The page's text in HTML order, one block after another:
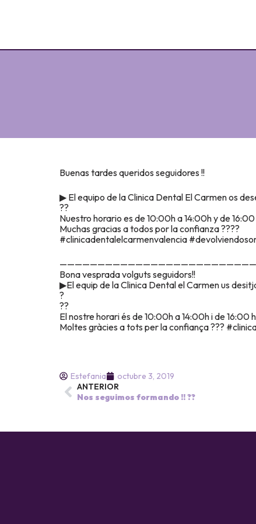
Buenas tardes queridos seguidores !!
▶ El equipo de la Clinica Dental El Carmen os
??
Nuestro horario es de 10:00h a 14:00h y de
Muchas gracias a todos por la confianza ????
#clinicadentalelcarmenvalencia
Bona vesprada volguts seguidors!!
▶El equip de la Clinica Dental el Carmen us
?
??
El nostre horari és de 10:00h a 14:00h i de 16:00
Moltes gràcies a tots per la confiança ???
Estefania
octubre 3, 2019
ANTERIOR
Nos seguimos formando !! ??